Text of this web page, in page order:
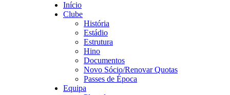
Início
Clube
História
Estádio
Estrutura
Hino
Documentos
Novo Sócio/Renovar Quotas
Passes de Época
Equipa